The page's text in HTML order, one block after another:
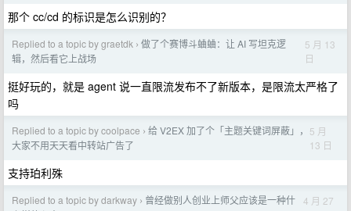
那个 cc/cd 的标识是怎么识别的？
Replied to a topic by graetdk › 做了个赛博斗蛐蛐：让 AI 写坦克逻
辑，然后看它上战场
5 月 13
日
挺好玩的，就是 agent 说一直限流发布不了新版本，是限流太严格了
吗
Replied to a topic by coolpace › 给 V2EX 加了个「主题关键词屏蔽」，
大家不用天天看中转站广告了
5 月
13 日
支持珀利殊
Replied to a topic by darkway › 曾经做别人创业上师父应该是一种什 4 月 27